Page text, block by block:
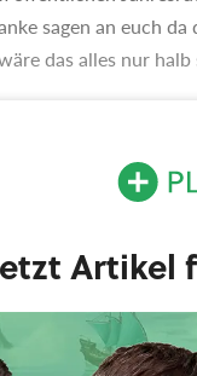
sagen an euch
das alles nur halb
gleichermaßen
Artikel